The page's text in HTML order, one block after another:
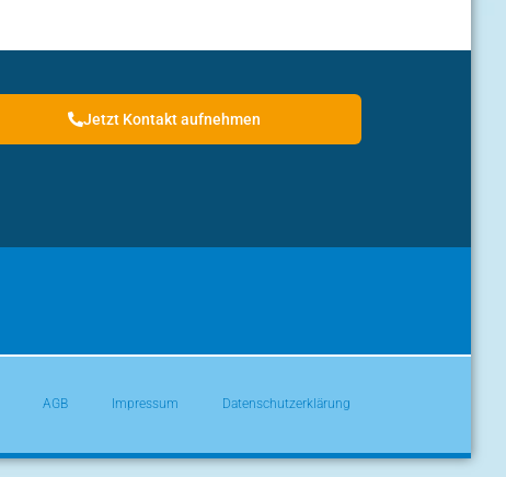
Jetzt Kontakt aufnehmen
AGB Impressum Datenschutzerklärung